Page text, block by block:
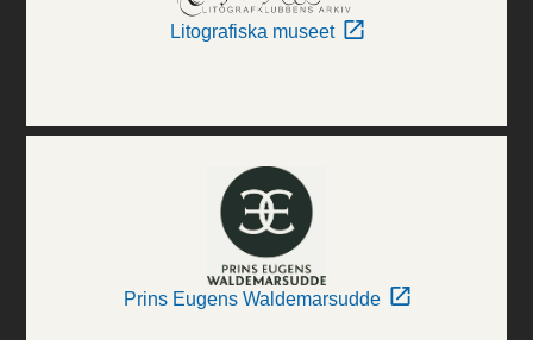
Litografiska museet
Prins Eugens Waldemarsudde